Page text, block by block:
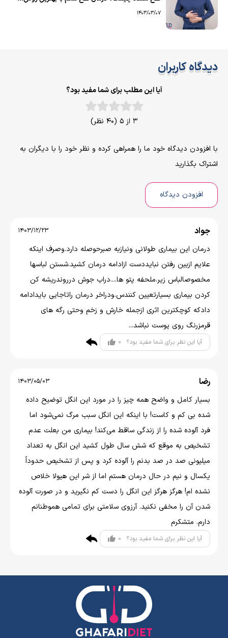
1403/03/07
دیدگاه کاربران
آیا این مطلب برای شما مفید بود؟
3 از 5 (40 نظر)
با افزودن دیدگاه خود ما را همراهی کرده و نظر خود را با دیگران به
اشتراک بگذارید
افزودن دیدگاه
جواد 1403/12/23
درمان این بیماری طولانی ونیازبه صبرحوصله دارد.وصرف اینکه
علایم ازبین رفتن نبایددست ازادامه درمان کشید.شستن لباسها
مخصوصالباس زیر.ملحفه پتو ها....دراب جوش درروندریشه کن
کردن بیماری بسیارتعیین کنندس.ودراخر درمان راتاجایی بایدادامه
دادکه کوچکترین اثری ازجمله خارش و زخم وحتی رگه های
قرمزرنگ روی پوست نباشد...
آیا این نظر برای شما مفید بود؟ 0
رضا 1403/05/03
بسیار کامل و واضح همه چیز را در مورد این انگل توضیح داده
شده بی کم و کاست! با اینکه این انگل سبب مرگ نمی‌شود اما
فرد آلوده شده را از زندگی ساقط می‌کند! بیماری من بعلت عدم
تشخیص به موقع که شش سال طول کشید این انگل به تعداد
میلیونی صد در صد بدنم را آلوده کرد و پس از تشخیص حدوداً
یکسال و نیم در حال درمان هستم اما از شر اين هیولا خلاص
نشده ام! هرگز هرگز این انگل را دست کم نگیرید و در صورت آلوده
شدن آن را مخفی نکنید. آرزوی سلامتی برای تمامی هموطنانم
دارم. متشکرم
آیا این نظر برای شما مفید بود؟ 0